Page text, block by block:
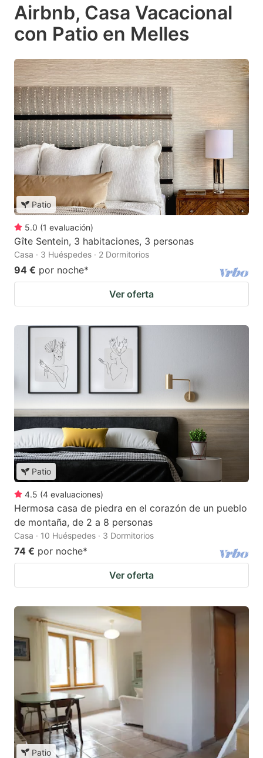
Airbnb, Casa Vacacional
con Patio en Melles
Patio
5.0 (1 evaluación)
Gîte Sentein, 3 habitaciones, 3 personas
Casa · 3 Huéspedes · 2 Dormitorios
94 € por noche*
Ver oferta
Patio
4.5 (4 evaluaciones)
Hermosa casa de piedra en el corazón de un pueblo
de montaña, de 2 a 8 personas
Casa · 10 Huéspedes · 3 Dormitorios
74 € por noche*
Ver oferta
Patio